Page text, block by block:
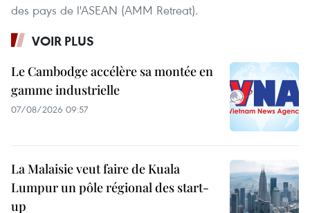
des pays de l'ASEAN (AMM Retreat).
VOIR PLUS
Le Cambodge accélère sa montée en
gamme industrielle
07/08/2026 09:57
La Malaisie veut faire de Kuala
Lumpur un pôle régional des start-
up